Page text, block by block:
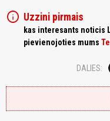
info Uzzini pirmais
kas interesants noticis
pievienojoties mums
DALIES: